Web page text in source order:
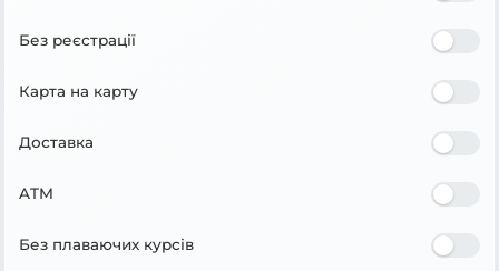
Без реєстрації
Карта на карту
Доставка
ATM
Без плаваючих курсів